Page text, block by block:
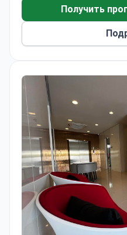
клинике,
из стран Азии.
Получить